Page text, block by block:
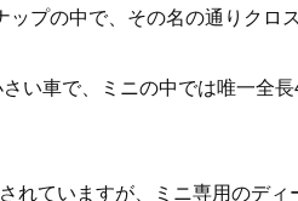
ップの中で、その名の通りクロ
い車で、ミニの中では唯一全
れていますが、ミニ専用のデ